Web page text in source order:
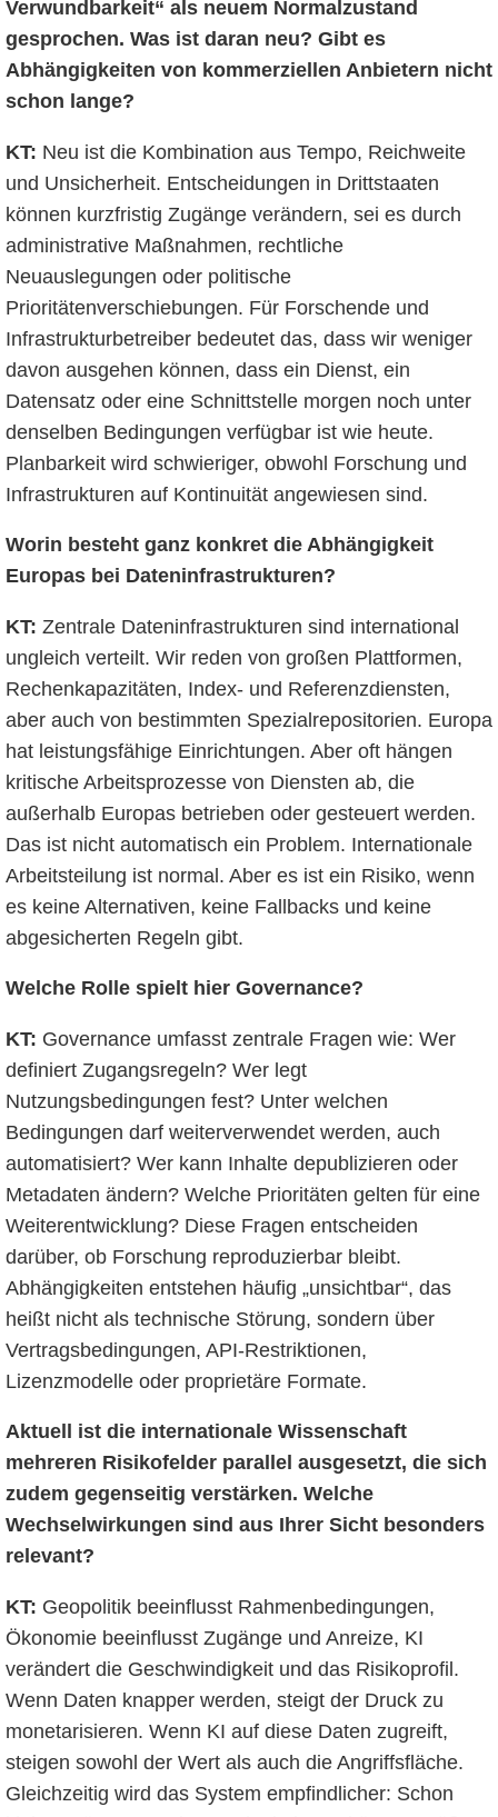
Verwundbarkeit“ als neuem Normalzustand
gesprochen. Was ist daran neu? Gibt es
Abhängigkeiten von kommerziellen Anbietern nicht
schon lange?
KT: Neu ist die Kombination aus Tempo, Reichweite
und Unsicherheit. Entscheidungen in Drittstaaten
können kurzfristig Zugänge verändern, sei es durch
administrative Maßnahmen, rechtliche
Neuauslegungen oder politische
Prioritätenverschiebungen. Für Forschende und
Infrastrukturbetreiber bedeutet das, dass wir weniger
davon ausgehen können, dass ein Dienst, ein
Datensatz oder eine Schnittstelle morgen noch unter
denselben Bedingungen verfügbar ist wie heute.
Planbarkeit wird schwieriger, obwohl Forschung und
Infrastrukturen auf Kontinuität angewiesen sind.
Worin besteht ganz konkret die Abhängigkeit
Europas bei Dateninfrastrukturen?
KT: Zentrale Dateninfrastrukturen sind international
ungleich verteilt. Wir reden von großen Plattformen,
Rechenkapazitäten, Index- und Referenzdiensten,
aber auch von bestimmten Spezialrepositorien. Europa
hat leistungsfähige Einrichtungen. Aber oft hängen
kritische Arbeitsprozesse von Diensten ab, die
außerhalb Europas betrieben oder gesteuert werden.
Das ist nicht automatisch ein Problem. Internationale
Arbeitsteilung ist normal. Aber es ist ein Risiko, wenn
es keine Alternativen, keine Fallbacks und keine
abgesicherten Regeln gibt.
Welche Rolle spielt hier Governance?
KT: Governance umfasst zentrale Fragen wie: Wer
definiert Zugangsregeln? Wer legt
Nutzungsbedingungen fest? Unter welchen
Bedingungen darf weiterverwendet werden, auch
automatisiert? Wer kann Inhalte depublizieren oder
Metadaten ändern? Welche Prioritäten gelten für eine
Weiterentwicklung? Diese Fragen entscheiden
darüber, ob Forschung reproduzierbar bleibt.
Abhängigkeiten entstehen häufig „unsichtbar“, das
heißt nicht als technische Störung, sondern über
Vertragsbedingungen, API-Restriktionen,
Lizenzmodelle oder proprietäre Formate.
Aktuell ist die internationale Wissenschaft
mehreren Risikofelder parallel ausgesetzt, die sich
zudem gegenseitig verstärken. Welche
Wechselwirkungen sind aus Ihrer Sicht besonders
relevant?
KT: Geopolitik beeinflusst Rahmenbedingungen,
Ökonomie beeinflusst Zugänge und Anreize, KI
verändert die Geschwindigkeit und das Risikoprofil.
Wenn Daten knapper werden, steigt der Druck zu
monetarisieren. Wenn KI auf diese Daten zugreift,
steigen sowohl der Wert als auch die Angriffsfläche.
Gleichzeitig wird das System empfindlicher: Schon